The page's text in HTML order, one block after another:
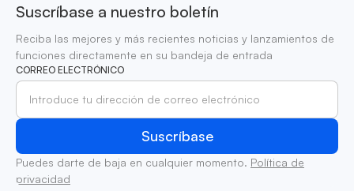
Suscríbase a nuestro boletín
Reciba las mejores y más recientes noticias y lanzamientos de
funciones directamente en su bandeja de entrada
CORREO ELECTRÓNICO
Puedes darte de baja en cualquier momento. Política de
privacidad